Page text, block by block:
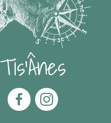
Tis'Ânes